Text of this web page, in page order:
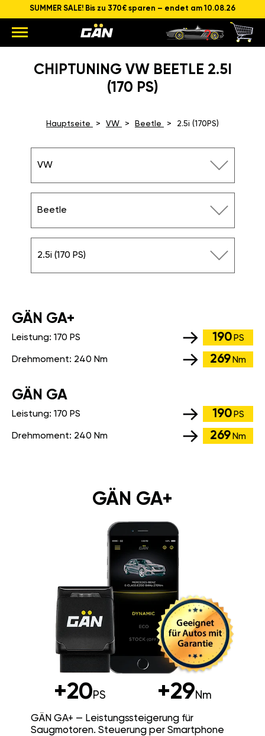
SUMMER SALE! Bis zu 370€ sparen – endet am 10.08.26
CHIPTUNING VW BEETLE 2.5I
(170 PS)
Hauptseite VW Beetle 2.5i (170PS)
VW
Beetle
2.5i (170 PS)
GÄN GA+
Leistung: 170 PS 190 PS
Drehmoment: 240 Nm 269 Nm
GÄN GA
Leistung: 170 PS 190 PS
Drehmoment: 240 Nm 269 Nm
GÄN GA+
+20PS +29Nm
GÄN GA+ — Leistungssteigerung für
Saugmotoren. Steuerung per Smartphone